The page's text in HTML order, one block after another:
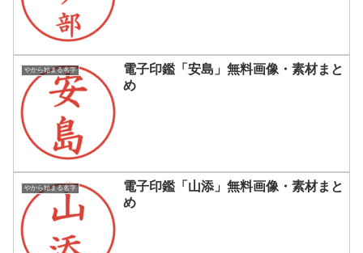
やから始まる名字
電子印鑑「安島」無料画像・素材まと
め
やから始まる名字
電子印鑑「山添」無料画像・素材まと
め